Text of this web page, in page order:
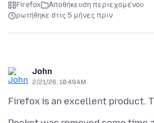
Firefox
Αποθήκευση περιεχομένου
ρωτήθηκε στις 5 μήνες πριν
John
2/21/26, 10:49 AM